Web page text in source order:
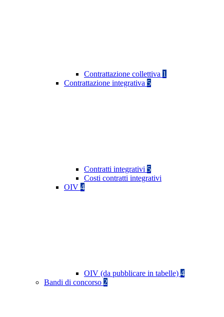
Contrattazione collettiva 1
Contrattazione integrativa 5
Contratti integrativi 5
Costi contratti integrativi
OIV 4
OIV (da pubblicare in tabelle) 4
Bandi di concorso 2